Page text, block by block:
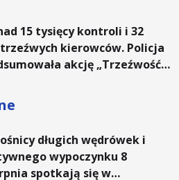
15 tysięcy kontroli i 32
kierowców. Policja
akcję „Trzeźwość”
długich wędrówek i
wypoczynku 8
spotkają się w